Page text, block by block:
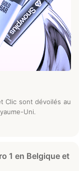
Clic sont dévoilés au
Uni.
1 en Belgique et